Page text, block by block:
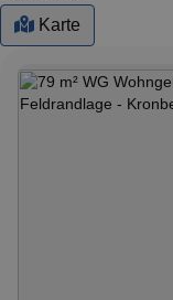
Karte